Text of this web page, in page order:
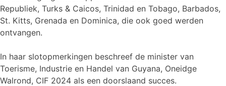
Republiek, Turks & Caicos, Trinidad en Tobago, Barbados,
St. Kitts, Grenada en Dominica, die ook goed werden
ontvangen.
In haar slotopmerkingen beschreef de minister van
Toerisme, Industrie en Handel van Guyana, Oneidge
Walrond, CIF 2024 als een doorslaand succes.